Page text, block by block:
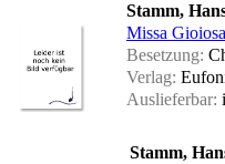
Stamm,
Missa
Besetzung:
Verlag:
Auslieferbar:
Stamm,